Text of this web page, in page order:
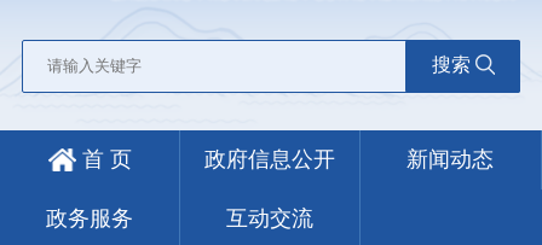
搜索
首 页 政府信息公开 新闻动态
政务服务 互动交流